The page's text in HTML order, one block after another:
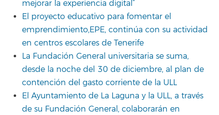
mejorar la experiencia digital”
El proyecto educativo para fomentar el
emprendimiento,EPE, continúa con su actividad
en centros escolares de Tenerife
La Fundación General universitaria se suma,
desde la noche del 30 de diciembre, al plan de
contención del gasto corriente de la ULL
El Ayuntamiento de La Laguna y la ULL, a través
de su Fundación General, colaborarán en